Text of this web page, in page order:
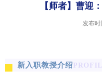
【师者】曹迎
发布时
新入职教授介绍